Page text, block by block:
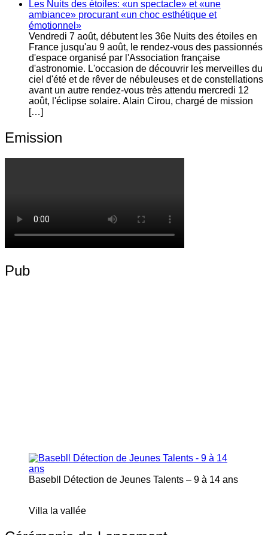
Les Nuits des étoiles: «un spectacle» et «une
ambiance» procurant «un choc esthétique et
émotionnel»
Vendredi 7 août, débutent les 36e Nuits des étoiles en
France jusqu'au 9 août, le rendez-vous des passionnés
d'espace organisé par l'Association française
d'astronomie. L'occasion de découvrir les merveilles du
ciel d'été et de rêver de nébuleuses et de constellations
avant un autre rendez-vous très attendu mercredi 12
août, l'éclipse solaire. Alain Cirou, chargé de mission
[…]
Emission
Pub
Basebll Détection de Jeunes Talents – 9 à 14 ans
Villa la vallée